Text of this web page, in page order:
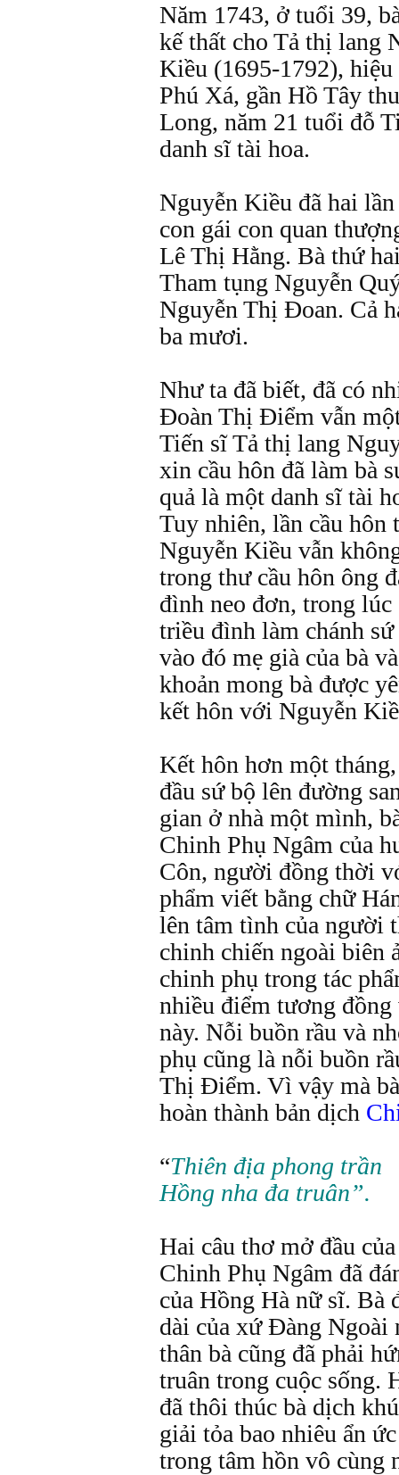
Năm 1743, ở tuổi 39,
kế thất cho Tả thị lang
Kiều (1695-1792),
Phú Xá, gần Hồ Tây
Long, năm 21 tuổi đỗ
danh sĩ tài hoa.
Nguyễn Kiều đã hai
con gái con quan
Lê Thị Hằng. Bà thứ
Tham tụng Nguyễn
Nguyễn Thị Đoan. Cả
ba mươi.
Như ta đã biết, đã có
Đoàn Thị Điểm vẫn
Tiến sĩ Tả thị lang
xin cầu hôn đã làm bà
quả là một danh sĩ tài
Tuy nhiên, lần cầu hôn
Nguyễn Kiều vẫn
trong thư cầu hôn ông
đình neo đơn, trong
triều đình làm chánh
vào đó mẹ già của bà
khoản mong bà được
kết hôn với Nguyễn
Kết hôn hơn một
đầu sứ bộ lên đường
gian ở nhà một mình,
Chinh Phụ Ngâm của
Côn, người đồng thời
phẩm viết bằng chữ
lên tâm tình của người
chinh chiến ngoài biên
chinh phụ trong tác
nhiều điểm tương
này. Nỗi buồn rầu và
phụ cũng là nỗi buồn
Thị Điểm. Vì vậy mà
hoàn thành bản dịch
“Thiên địa phong trần
Hồng nha đa truân”.
Hai câu thơ mở đầu
Chinh Phụ Ngâm đã
của Hồng Hà nữ sĩ. Bà
dài của xứ Đàng Ngoài
thân bà cũng đã phải
truân trong cuộc sống.
đã thôi thúc bà dịch
giải tỏa bao nhiêu ẩn
trong tâm hồn vô cùng